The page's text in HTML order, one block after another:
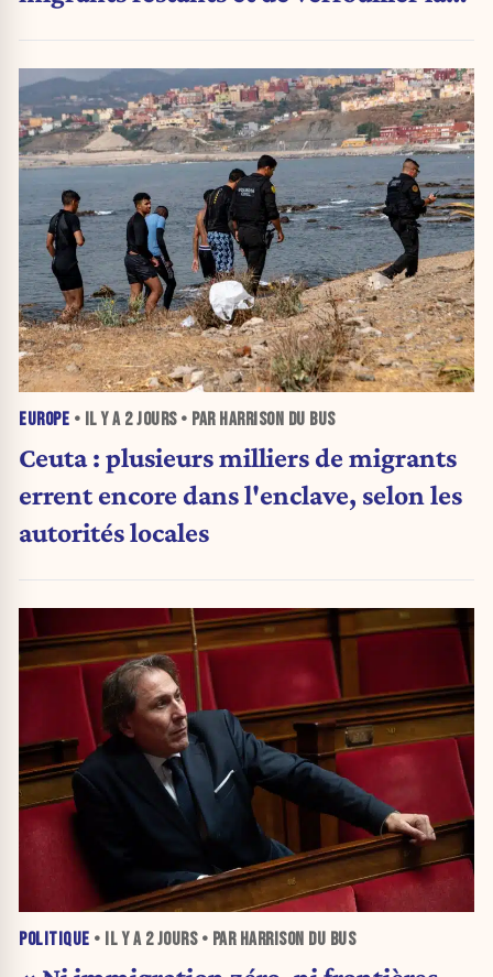
EUROPE • IL Y A 2 JOURS• PAR HARRISON DU BUS
Ceuta : plusieurs milliers de migrants
errent encore dans l'enclave, selon les
autorités locales
POLITIQUE • IL Y A 2 JOURS• PAR HARRISON DU BUS